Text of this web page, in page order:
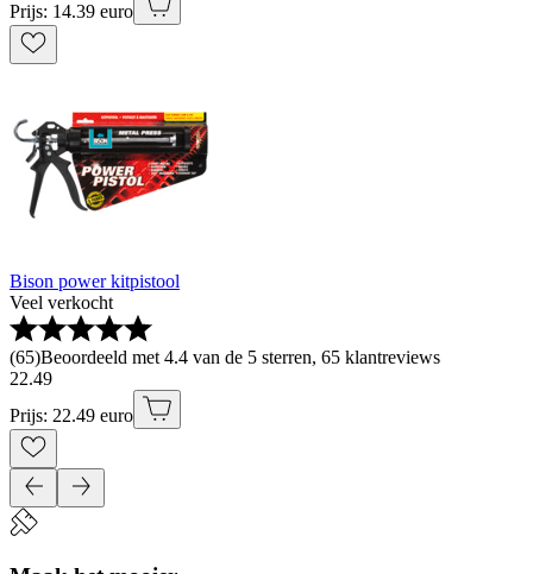
Prijs: 14.39 euro
Bison power kitpistool
Veel verkocht
(65)Beoordeeld met 4.4 van de 5 sterren, 65 klantreviews
22.49
Prijs: 22.49 euro